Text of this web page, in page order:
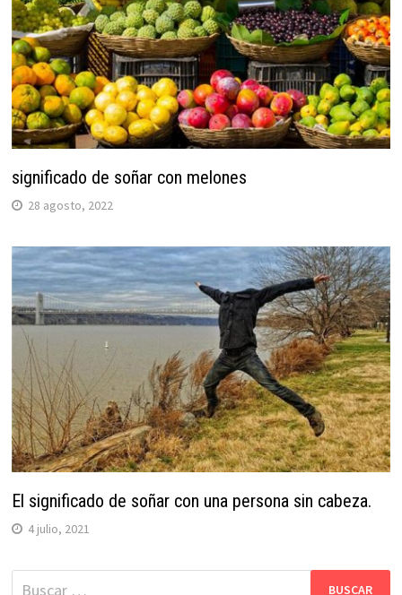
significado de soñar con melones
28 agosto, 2022
El significado de soñar con una persona sin cabeza.
4 julio, 2021
Buscar: